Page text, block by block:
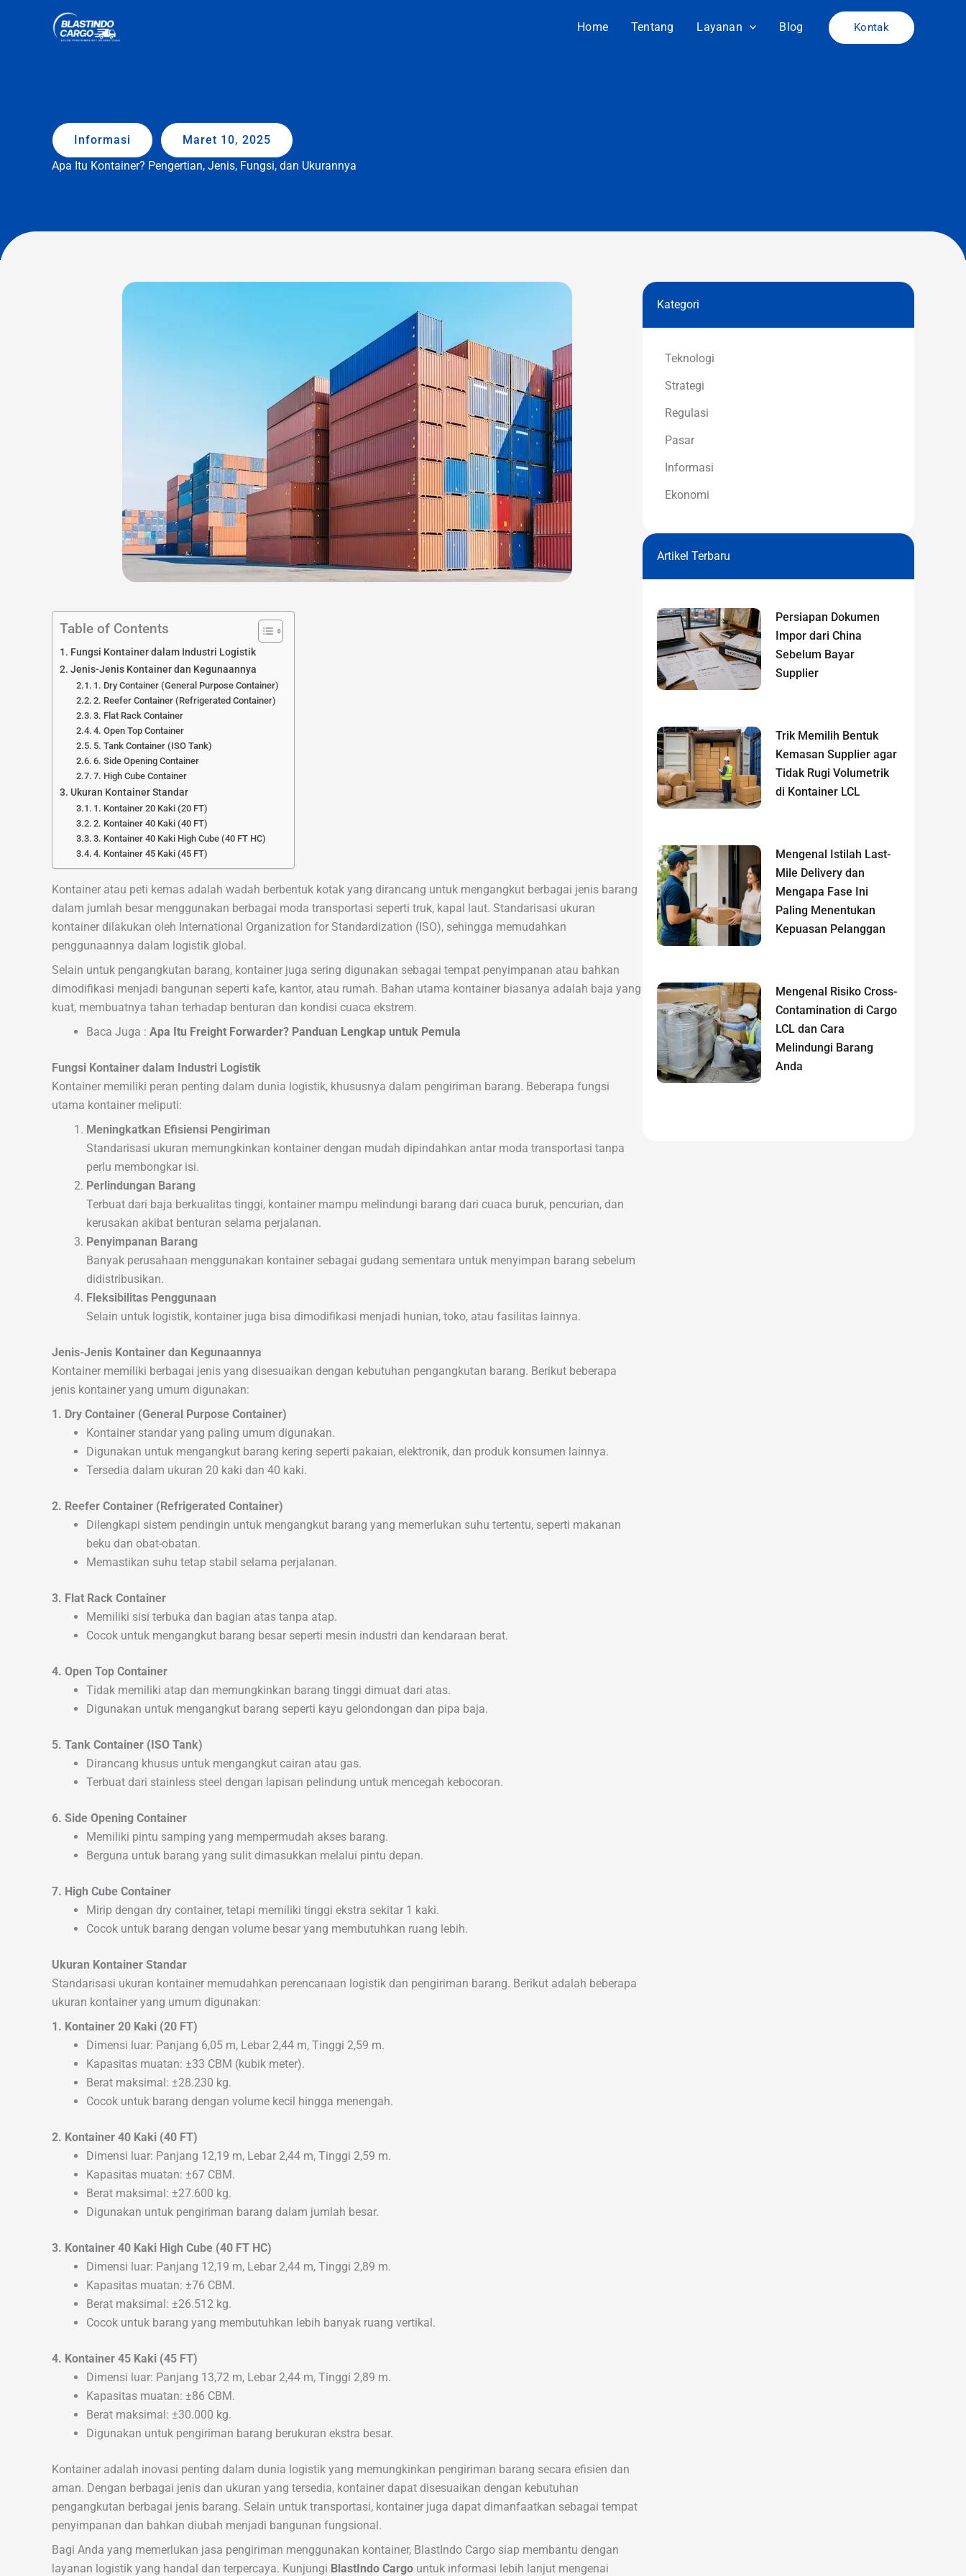
Home Tentang Layanan Blog Kontak
Informasi
Maret 10, 2025
Apa Itu Kontainer? Pengertian, Jenis, Fungsi, dan Ukurannya
Table of Contents
Fungsi Kontainer dalam Industri Logistik
Jenis-Jenis Kontainer dan Kegunaannya
1. Dry Container (General Purpose Container)
2. Reefer Container (Refrigerated Container)
3. Flat Rack Container
4. Open Top Container
5. Tank Container (ISO Tank)
6. Side Opening Container
7. High Cube Container
Ukuran Kontainer Standar
1. Kontainer 20 Kaki (20 FT)
2. Kontainer 40 Kaki (40 FT)
3. Kontainer 40 Kaki High Cube (40 FT HC)
4. Kontainer 45 Kaki (45 FT)
Kontainer atau peti kemas adalah wadah berbentuk kotak yang dirancang untuk mengangkut berbagai jenis barang
dalam jumlah besar menggunakan berbagai moda transportasi seperti truk, kapal laut. Standarisasi ukuran
kontainer dilakukan oleh International Organization for Standardization (ISO), sehingga memudahkan
penggunaannya dalam logistik global.
Selain untuk pengangkutan barang, kontainer juga sering digunakan sebagai tempat penyimpanan atau bahkan
dimodifikasi menjadi bangunan seperti kafe, kantor, atau rumah. Bahan utama kontainer biasanya adalah baja yang
kuat, membuatnya tahan terhadap benturan dan kondisi cuaca ekstrem.
Baca Juga : Apa Itu Freight Forwarder? Panduan Lengkap untuk Pemula
Fungsi Kontainer dalam Industri Logistik
Kontainer memiliki peran penting dalam dunia logistik, khususnya dalam pengiriman barang. Beberapa fungsi
utama kontainer meliputi:
Meningkatkan Efisiensi Pengiriman
Standarisasi ukuran memungkinkan kontainer dengan mudah dipindahkan antar moda transportasi tanpa
perlu membongkar isi.
Perlindungan Barang
Terbuat dari baja berkualitas tinggi, kontainer mampu melindungi barang dari cuaca buruk, pencurian, dan
kerusakan akibat benturan selama perjalanan.
Penyimpanan Barang
Banyak perusahaan menggunakan kontainer sebagai gudang sementara untuk menyimpan barang sebelum
didistribusikan.
Fleksibilitas Penggunaan
Selain untuk logistik, kontainer juga bisa dimodifikasi menjadi hunian, toko, atau fasilitas lainnya.
Jenis-Jenis Kontainer dan Kegunaannya
Kontainer memiliki berbagai jenis yang disesuaikan dengan kebutuhan pengangkutan barang. Berikut beberapa
jenis kontainer yang umum digunakan:
1. Dry Container (General Purpose Container)
Kontainer standar yang paling umum digunakan.
Digunakan untuk mengangkut barang kering seperti pakaian, elektronik, dan produk konsumen lainnya.
Tersedia dalam ukuran 20 kaki dan 40 kaki.
2. Reefer Container (Refrigerated Container)
Dilengkapi sistem pendingin untuk mengangkut barang yang memerlukan suhu tertentu, seperti makanan
beku dan obat-obatan.
Memastikan suhu tetap stabil selama perjalanan.
3. Flat Rack Container
Memiliki sisi terbuka dan bagian atas tanpa atap.
Cocok untuk mengangkut barang besar seperti mesin industri dan kendaraan berat.
4. Open Top Container
Tidak memiliki atap dan memungkinkan barang tinggi dimuat dari atas.
Digunakan untuk mengangkut barang seperti kayu gelondongan dan pipa baja.
5. Tank Container (ISO Tank)
Dirancang khusus untuk mengangkut cairan atau gas.
Terbuat dari stainless steel dengan lapisan pelindung untuk mencegah kebocoran.
6. Side Opening Container
Memiliki pintu samping yang mempermudah akses barang.
Berguna untuk barang yang sulit dimasukkan melalui pintu depan.
7. High Cube Container
Mirip dengan dry container, tetapi memiliki tinggi ekstra sekitar 1 kaki.
Cocok untuk barang dengan volume besar yang membutuhkan ruang lebih.
Ukuran Kontainer Standar
Standarisasi ukuran kontainer memudahkan perencanaan logistik dan pengiriman barang. Berikut adalah beberapa
ukuran kontainer yang umum digunakan:
1. Kontainer 20 Kaki (20 FT)
Dimensi luar: Panjang 6,05 m, Lebar 2,44 m, Tinggi 2,59 m.
Kapasitas muatan: ±33 CBM (kubik meter).
Berat maksimal: ±28.230 kg.
Cocok untuk barang dengan volume kecil hingga menengah.
2. Kontainer 40 Kaki (40 FT)
Dimensi luar: Panjang 12,19 m, Lebar 2,44 m, Tinggi 2,59 m.
Kapasitas muatan: ±67 CBM.
Berat maksimal: ±27.600 kg.
Digunakan untuk pengiriman barang dalam jumlah besar.
3. Kontainer 40 Kaki High Cube (40 FT HC)
Dimensi luar: Panjang 12,19 m, Lebar 2,44 m, Tinggi 2,89 m.
Kapasitas muatan: ±76 CBM.
Berat maksimal: ±26.512 kg.
Cocok untuk barang yang membutuhkan lebih banyak ruang vertikal.
4. Kontainer 45 Kaki (45 FT)
Dimensi luar: Panjang 13,72 m, Lebar 2,44 m, Tinggi 2,89 m.
Kapasitas muatan: ±86 CBM.
Berat maksimal: ±30.000 kg.
Digunakan untuk pengiriman barang berukuran ekstra besar.
Kontainer adalah inovasi penting dalam dunia logistik yang memungkinkan pengiriman barang secara efisien dan
aman. Dengan berbagai jenis dan ukuran yang tersedia, kontainer dapat disesuaikan dengan kebutuhan
pengangkutan berbagai jenis barang. Selain untuk transportasi, kontainer juga dapat dimanfaatkan sebagai tempat
penyimpanan dan bahkan diubah menjadi bangunan fungsional.
Bagi Anda yang memerlukan jasa pengiriman menggunakan kontainer, BlastIndo Cargo siap membantu dengan
layanan logistik yang handal dan terpercaya. Kunjungi BlastIndo Cargo untuk informasi lebih lanjut mengenai
Kategori
Teknologi
Strategi
Regulasi
Pasar
Informasi
Ekonomi
Artikel Terbaru
Persiapan Dokumen
Impor dari China
Sebelum Bayar
Supplier
Trik Memilih Bentuk
Kemasan Supplier agar
Tidak Rugi Volumetrik
di Kontainer LCL
Mengenal Istilah Last-
Mile Delivery dan
Mengapa Fase Ini
Paling Menentukan
Kepuasan Pelanggan
Mengenal Risiko Cross-
Contamination di Cargo
LCL dan Cara
Melindungi Barang
Anda